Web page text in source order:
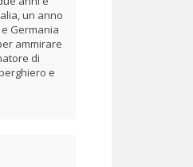
un anno
Germania
ammirare
di
e